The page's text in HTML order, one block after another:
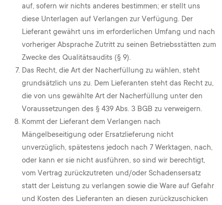
auf, sofern wir nichts anderes bestimmen; er stellt uns
diese Unterlagen auf Verlangen zur Verfügung. Der
Lieferant gewährt uns im erforderlichen Umfang und nach
vorheriger Absprache Zutritt zu seinen Betriebsstätten zum
Zwecke des Qualitätsaudits (§ 9).
Das Recht, die Art der Nacherfüllung zu wählen, steht
grundsätzlich uns zu. Dem Lieferanten steht das Recht zu,
die von uns gewählte Art der Nacherfüllung unter den
Voraussetzungen des § 439 Abs. 3 BGB zu verweigern.
Kommt der Lieferant dem Verlangen nach
Mängelbeseitigung oder Ersatzlieferung nicht
unverzüglich, spätestens jedoch nach 7 Werktagen, nach,
oder kann er sie nicht ausführen, so sind wir berechtigt,
vom Vertrag zurückzutreten und/oder Schadensersatz
statt der Leistung zu verlangen sowie die Ware auf Gefahr
und Kosten des Lieferanten an diesen zurückzuschicken